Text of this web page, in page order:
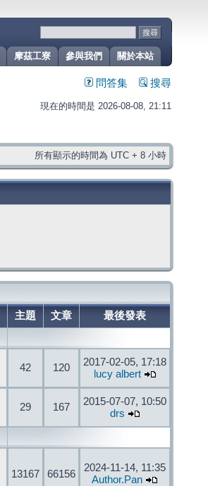
關於本站
參與我們
摩茲工寮
問答集 搜尋
現在的時間是 2026-08-08, 21:11
所有顯示的時間為 UTC + 8 小時
主題 文章
最後發表
42 120
2017-02-05, 17:18
lucy albert
29 167
2015-07-07, 10:50
drs
13167 66156
2024-11-14, 11:35
Author.Pan